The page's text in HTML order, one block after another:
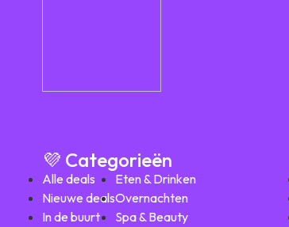
💜 Categorieën
Alle deals
Nieuwe deals
In de buurt
Eten & Drinken
Overnachten
Spa & Beauty